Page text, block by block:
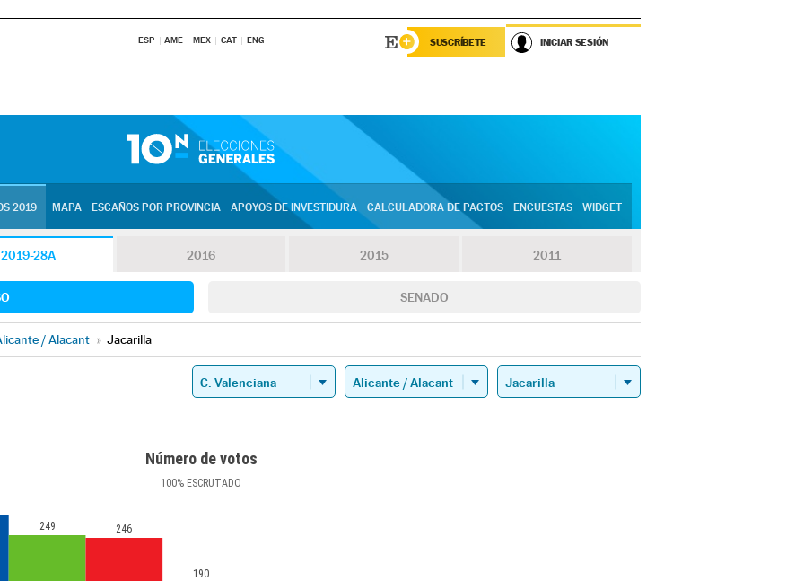
ESP AME MEX CAT ENG SUSCRÍBETE INICIAR SESIÓN
2019 MAPA ESCAÑOS POR PROVINCIA APOYOS DE INVESTIDURA CALCULADORA DE PACTOS ENCUESTAS WIDGET
2019-28A 2016 2015 2011
SENADO
/ Alacant » Jacarilla
Número de votos
100% ESCRUTADO
249
246
190